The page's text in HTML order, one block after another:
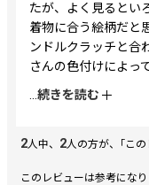
たが、よく見るとい
着物に合う絵柄だと
ンドルクラッチと合
さんの色付けによっ
ヤリした感じだし、
続きを読む
2人中、 2人の方が、｢この
このレビューは参考にな